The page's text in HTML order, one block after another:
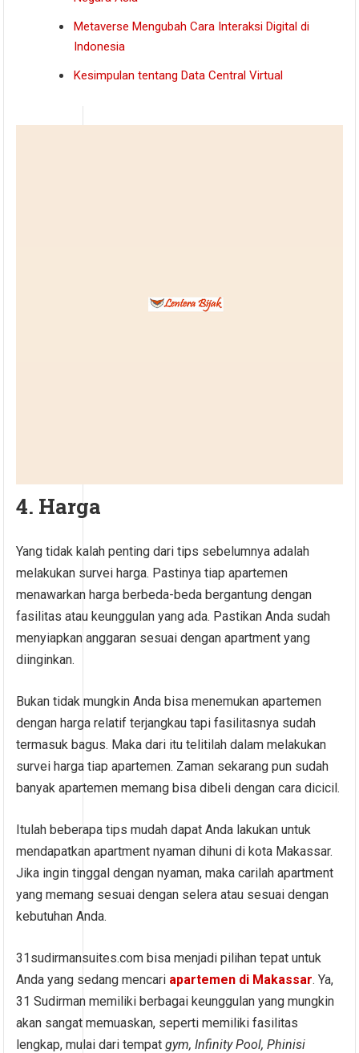
Metaverse Mengubah Cara Interaksi Digital di
Indonesia
Kesimpulan tentang Data Central Virtual
4. Harga
Yang tidak kalah penting dari tips sebelumnya adalah
melakukan survei harga. Pastinya tiap apartemen
menawarkan harga berbeda-beda bergantung dengan
fasilitas atau keunggulan yang ada. Pastikan Anda sudah
menyiapkan anggaran sesuai dengan apartment yang
diinginkan.
Bukan tidak mungkin Anda bisa menemukan apartemen
dengan harga relatif terjangkau tapi fasilitasnya sudah
termasuk bagus. Maka dari itu telitilah dalam melakukan
survei harga tiap apartemen. Zaman sekarang pun sudah
banyak apartemen memang bisa dibeli dengan cara dicicil.
Itulah beberapa tips mudah dapat Anda lakukan untuk
mendapatkan apartment nyaman dihuni di kota Makassar.
Jika ingin tinggal dengan nyaman, maka carilah apartment
yang memang sesuai dengan selera atau sesuai dengan
kebutuhan Anda.
31sudirmansuites.com bisa menjadi pilihan tepat untuk
Anda yang sedang mencari apartemen di Makassar. Ya,
31 Sudirman memiliki berbagai keunggulan yang mungkin
akan sangat memuaskan, seperti memiliki fasilitas
lengkap, mulai dari tempatgym, Infinity Pool, Phinisi